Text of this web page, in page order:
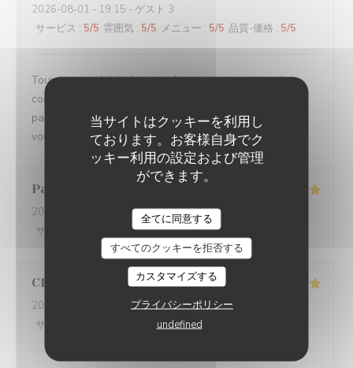
当サイトはクッキーを利用し
ております。お客様自身でク
ッキー利用の設定および管理
ができます。
全てに同意する
すべてのクッキーを拒否する
カスタマイズする
プライバシーポリシー
undefined
2026-08-01 - 19:15 - ゲスト 3
サービス : 5/5 雰囲気 : 5/5 メニュー : 5/5 品質-価格 : 5/5
Toujours un plaisir de venir dans ce restaurant qui
commence toujours par un accueil chaleureux. Tout est
parfait si service à la cuisine. Ne changez rien Merci à
vous
Pascal
2026-07-31
- 20:45 - ゲスト 2
サービス
雰囲気:5/5 メニュー:5/5
Claire
2026-07-30
- 20:30 - ゲスト 4
サービス
/5 メニュー: